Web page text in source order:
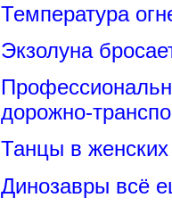
Температура
Экзолуна
дорожно-
Танцы в женских
Динозавры всё